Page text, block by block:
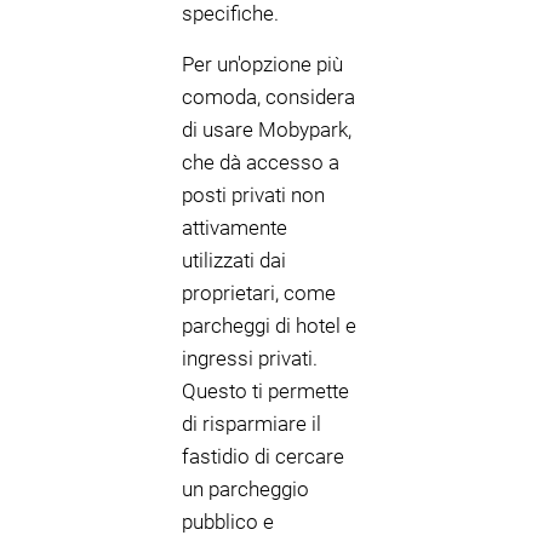
specifiche.
Per un'opzione più
comoda, considera
di usare Mobypark,
che dà accesso a
posti privati non
attivamente
utilizzati dai
proprietari, come
parcheggi di hotel e
ingressi privati.
Questo ti permette
di risparmiare il
fastidio di cercare
un parcheggio
pubblico e